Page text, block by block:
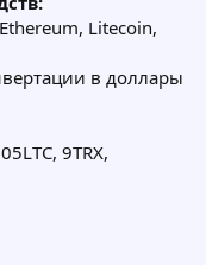
Litecoin,
в доллары
9TRX,